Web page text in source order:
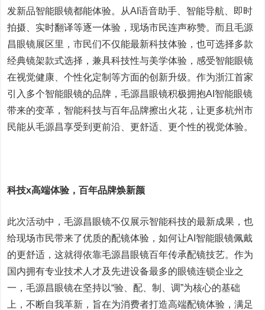
发新品智能眼镜都能体验。从AI语音助手、智能导航、即时
拍摄、实时翻译等逐一体验，现场市民连声称赞。而且毛源
昌眼镜展区里，市民们不仅能最新科技体验，也可选择多款
经典镜架款式选择，兼具科技性与美学体验，感受智能眼镜
在视觉健康、个性化定制等方面的创新升级。作为浙江首家
引入多个智能眼镜的品牌，毛源昌眼镜积极拥抱AI智能眼镜
带来的变革，智能科技与百年品牌擦出火花，让更多杭州市
民能从毛源昌享受到更前沿、更舒适、更个性的视觉体验。
科技x高端体验，百年品牌焕新颜
此次活动中，毛源昌眼镜不仅展示智能科技的最新成果，也
给现场市民带来了优质的配镜体验，如何让AI智能眼镜佩戴
的更舒适，这就得依靠毛源昌眼镜百年传承配镜技艺。作为
国内拥有专业技术人才及先进设备最多的眼镜连锁企业之
一，毛源昌眼镜在坚持以“验、配、制、调”为核心的基础
上，不断自我革新，旨在为消费者打造高端配镜体验，满足